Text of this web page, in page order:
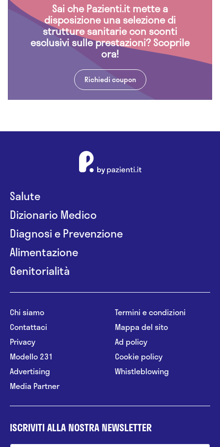
Sai che Pazienti.it mette a
disposizione una selezione di
strutture sanitarie con sconti
esclusivi sulle prestazioni? Scoprile
ora!
Richiedi coupon
Salute
Dizionario Medico
Diagnosi e Prevenzione
Alimentazione
Genitorialità
Chi siamo
Contattaci
Privacy
Modello 231
Advertising
Media Partner
Termini e condizioni
Mappa del sito
Ad policy
Cookie policy
Whistleblowing
ISCRIVITI ALLA NOSTRA NEWSLETTER